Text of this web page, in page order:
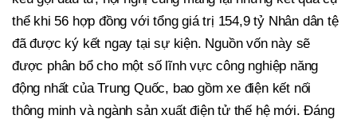
thể khi 56 hợp đồng với tổng giá trị 154,9 tỷ Nhân dân tệ
đã được ký kết ngay tại sự kiện. Nguồn vốn này sẽ
được phân bổ cho một số lĩnh vực công nghiệp năng
động nhất của Trung Quốc, bao gồm xe điện kết nối
thông minh và ngành sản xuất điện tử thế hệ mới. Đáng